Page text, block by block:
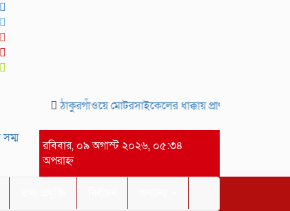
ঠাকুরগাঁওয়ে মোটরসাইকেলের ধাক্কায় প্রাণ গেল বৃদ্ধ ও
সাইদ জুটনের ইফতার মাহফিল অনুষ্ঠিত।-গাজীপুর সংবাদ
রবিবার, ০৯ অগাস্ট ২০২৬, ০৫:৩৪
অপরাহ্ন